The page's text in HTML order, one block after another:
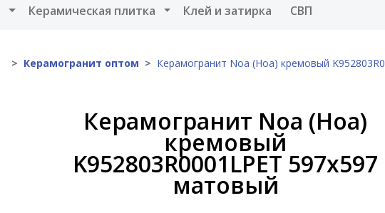
Открыть меню
Керамическая плитка Открыть меню
Клей и затирка СВП
Керамогранит оптом Керамогранит Noa (Ноа) кремовый
Керамогранит Noa (Ноа)
кремовый
K952803R0001LPET 597х597
матовый